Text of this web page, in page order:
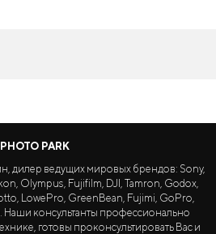
PHOTO PARK
дилер ведущих мировых брендов: Sony,
Olympus, Fujifilm, DJI, Tamron, Godox,
LowePro, GreenBean, Fujimi, GoPro,
консультанты профессионально
готовы проконсультировать Вас и